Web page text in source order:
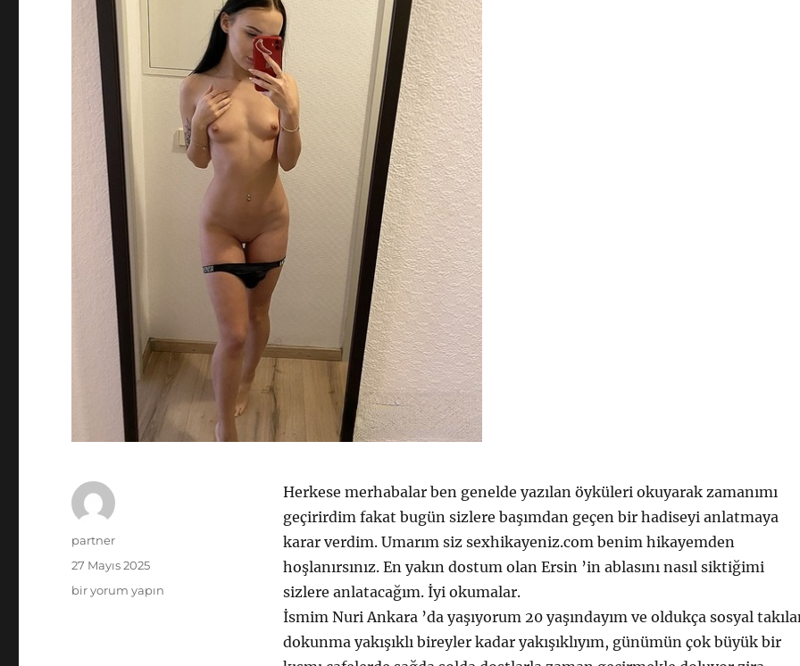
Herkese merhabalar ben genelde yazılan öyküleri okuyarak zamanımı
geçirirdim fakat bugün sizlere başımdan geçen bir hadiseyi anlatmaya
karar verdim. Umarım siz sexhikayeniz.com benim hikayemden
hoşlanırsınız. En yakın dostum olan Ersin ’in ablasını nasıl siktiğimi
sizlere anlatacağım. İyi okumalar.
İsmim Nuri Ankara ’da yaşıyorum 20 yaşındayım ve oldukça sosyal
dokunma yakışıklı bireyler kadar yakışıklıyım, günümün çok büyük bir
Yazar
partner
Yayın
tarihi
27 Mayıs 2025
Kankamın
bir yorum yapın